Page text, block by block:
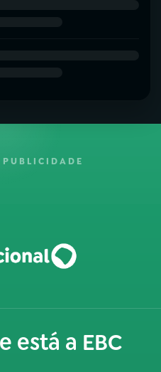
PUBLICIDADE
está a EBC